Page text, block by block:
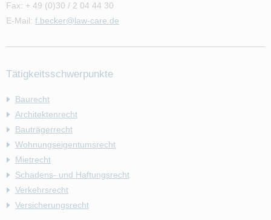
Fax: + 49 (0)30 / 2 04 44 30
E-Mail: f.becker@law-care.de
Tätigkeitsschwerpunkte
Baurecht
Architektenrecht
Bauträgerrecht
Wohnungseigentumsrecht
Mietrecht
Schadens- und Haftungsrecht
Verkehrsrecht
Versicherungsrecht